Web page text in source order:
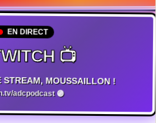
EN DIRECT
📺
STREAM, MOUSSAILLON !
adcpodcast 🟣